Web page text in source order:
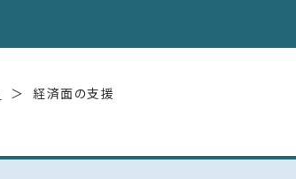
経済面の支援